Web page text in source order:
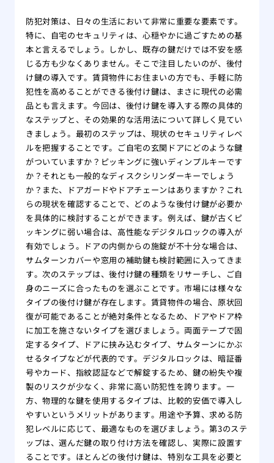
防犯対策は、日々の生活において非常に重要な要素です。
特に、自宅のセキュリティは、心穏やかに過ごすための基
本と言えるでしょう。しかし、既存の鍵だけでは不安を感
じる方も少なくありません。そこで注目したいのが、後付
け鍵の導入です。賃貸物件にお住まいの方でも、手軽に防
犯性を高めることができる後付け鍵は、まさに現代の必需
品とも言えます。今回は、後付け鍵を導入する際の具体的
なステップと、その効果的な活用法について詳しく見てい
きましょう。最初のステップは、現状のセキュリティレベ
ルを把握することです。ご自宅の玄関ドアにどのような鍵
がついていますか？ピッキングに強いディンプルキーです
か？それとも一般的なディスクシリンダーキーでしょう
か？また、ドアガードやドアチェーンはありますか？これ
らの現状を確認することで、どのような後付け鍵が必要か
を具体的に検討することができます。例えば、鍵が古くピ
ッキングに弱い場合は、高性能なデジタルロックの導入が
有効でしょう。ドアの内側からの施錠が不十分な場合は、
サムターンカバーや窓用の補助鍵も検討範囲に入ってきま
す。次のステップは、後付け鍵の種類をリサーチし、ご自
身のニーズに合ったものを選ぶことです。市場には様々な
タイプの後付け鍵が存在します。賃貸物件の場合、原状回
復が可能であることが絶対条件となるため、ドアやドア枠
に加工を施さないタイプを選びましょう。両面テープで固
定するタイプ、ドアに挟み込むタイプ、サムターンにかぶ
せるタイプなどが代表的です。デジタルロックは、暗証番
号やカード、指紋認証などで解錠するため、鍵の紛失や複
製のリスクが少なく、非常に高い防犯性を誇ります。一
方、物理的な鍵を使用するタイプは、比較的安価で導入し
やすいというメリットがあります。用途や予算、求める防
犯レベルに応じて、最適なものを選びましょう。第3のステ
ップは、選んだ鍵の取り付け方法を確認し、実際に設置す
ることです。ほとんどの後付け鍵は、特別な工具を必要と